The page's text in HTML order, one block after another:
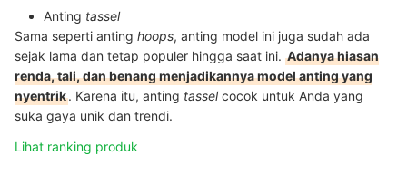
Anting tassel
Sama seperti anting hoops, anting model ini juga sudah ada
sejak lama dan tetap populer hingga saat ini. Adanya hiasan
renda, tali, dan benang menjadikannya model anting yang
nyentrik. Karena itu, anting tasselcocok untuk Anda yang
suka gaya unik dan trendi.
Lihat ranking produk